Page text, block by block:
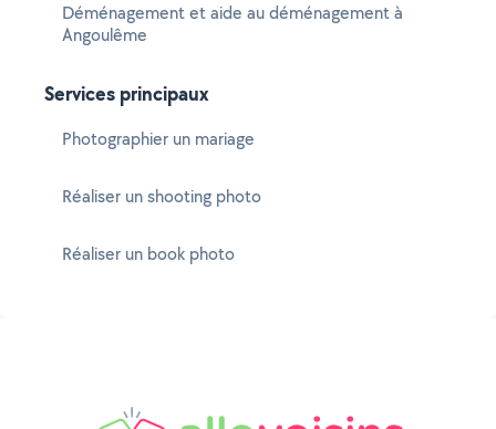
Déménagement et aide au déménagement à
Angoulême
Services principaux
Photographier un mariage
Réaliser un shooting photo
Réaliser un book photo